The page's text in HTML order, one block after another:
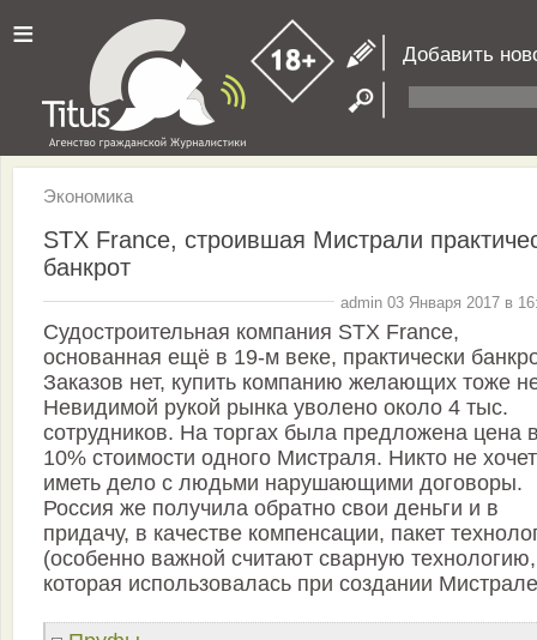
≡ Добавить
Экономика
STX France, строившая Мистрали
банкрот
admin 03 Января 2017 в
Судостроительная компания STX France,
основанная ещё в 19-м веке, практически
Заказов нет, купить компанию желающих тоже
Невидимой рукой рынка уволено около 4 тыс.
сотрудников. На торгах была предложена цена
10% стоимости одного Мистраля. Никто не хочет
иметь дело с людьми нарушающими договоры.
Россия же получила обратно свои деньги и в
придачу, в качестве компенсации, пакет
(особенно важной считают сварную технологию,
которая использовалась при создании